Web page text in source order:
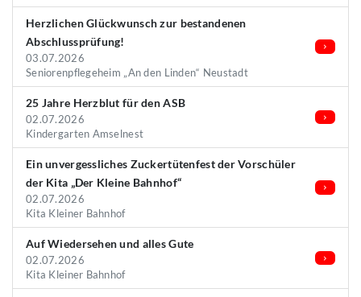
Herzlichen Glückwunsch zur bestandenen
Abschlussprüfung!
03.07.2026
Seniorenpflegeheim „An den Linden“ Neustadt
25 Jahre Herzblut für den ASB
02.07.2026
Kindergarten Amselnest
Ein unvergessliches Zuckertütenfest der Vorschüler
der Kita „Der Kleine Bahnhof“
02.07.2026
Kita Kleiner Bahnhof
Auf Wiedersehen und alles Gute
02.07.2026
Kita Kleiner Bahnhof